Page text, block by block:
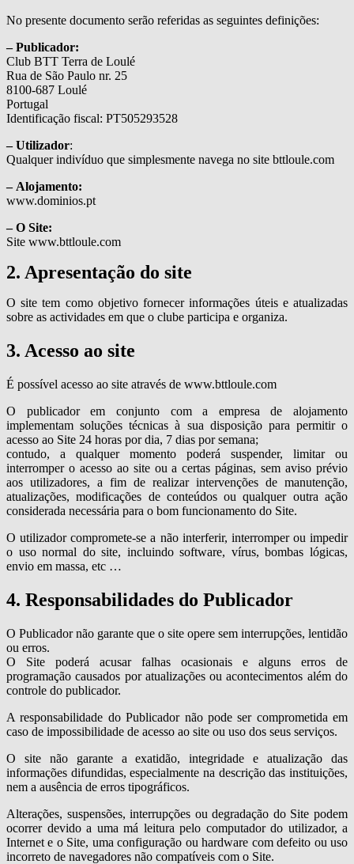
No presente documento serão referidas as seguintes definições:
– Publicador:
Club BTT Terra de Loulé
Rua de São Paulo nr. 25
8100-687 Loulé
Portugal
Identificação fiscal: PT505293528
– Utilizador:
Qualquer indivíduo que simplesmente navega no site bttloule.com
– Alojamento:
www.dominios.pt
– O Site:
Site www.bttloule.com
2. Apresentação do site
O site tem como objetivo fornecer informações úteis e atualizadas
sobre as actividades em que o clube participa e organiza.
3. Acesso ao site
É possível acesso ao site através de www.bttloule.com
O publicador em conjunto com a empresa de alojamento
implementam soluções técnicas à sua disposição para permitir o
acesso ao Site 24 horas por dia, 7 dias por semana;
contudo, a qualquer momento poderá suspender, limitar ou
interromper o acesso ao site ou a certas páginas, sem aviso prévio
aos utilizadores, a fim de realizar intervenções de manutenção,
atualizações, modificações de conteúdos ou qualquer outra ação
considerada necessária para o bom funcionamento do Site.
O utilizador compromete-se a não interferir, interromper ou impedir
o uso normal do site, incluindo software, vírus, bombas lógicas,
envio em massa, etc …
4. Responsabilidades do Publicador
O Publicador não garante que o site opere sem interrupções, lentidão
ou erros.
O Site poderá acusar falhas ocasionais e alguns erros de
programação causados por atualizações ou acontecimentos além do
controle do publicador.
A responsabilidade do Publicador não pode ser comprometida em
caso de impossibilidade de acesso ao site ou uso dos seus serviços.
O site não garante a exatidão, integridade e atualização das
informações difundidas, especialmente na descrição das instituições,
nem a ausência de erros tipográficos.
Alterações, suspensões, interrupções ou degradação do Site podem
ocorrer devido a uma má leitura pelo computador do utilizador, a
Internet e o Site, uma configuração ou hardware com defeito ou uso
incorreto de navegadores não compatíveis com o Site.